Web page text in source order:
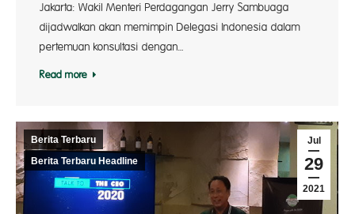
Jakarta: Wakil Menteri Perdagangan Jerry Sambuaga
dijadwalkan akan memimpin Delegasi Indonesia dalam
pertemuan konsultasi dengan…
Read more
Jul
29
2021
Berita Terbaru
Berita Terbaru Headline